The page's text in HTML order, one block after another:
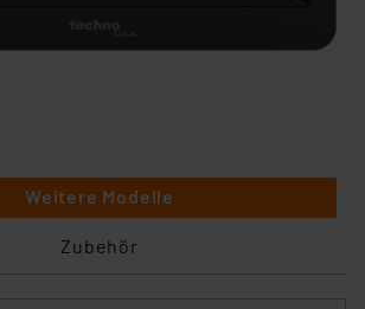
Weitere Modelle
Zubehör